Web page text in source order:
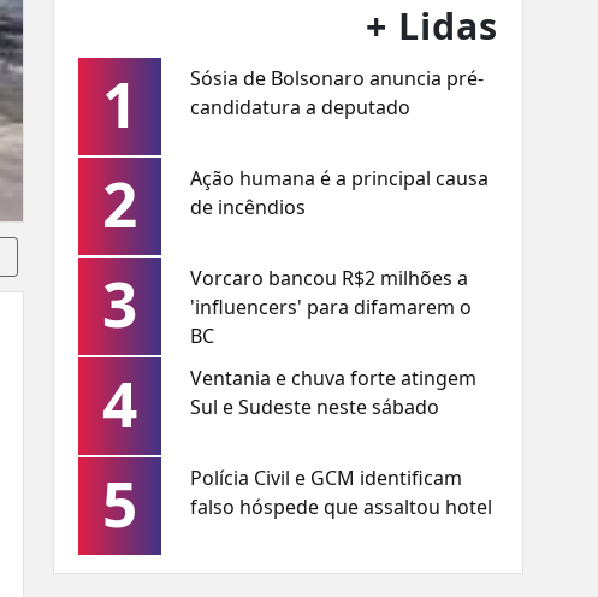
+ Lidas
1
Sósia de Bolsonaro anuncia pré-
candidatura a deputado
2
Ação humana é a principal causa
de incêndios
3
Vorcaro bancou R$2 milhões a
'influencers' para difamarem o
BC
4
Ventania e chuva forte atingem
Sul e Sudeste neste sábado
5
Polícia Civil e GCM identificam
falso hóspede que assaltou hotel